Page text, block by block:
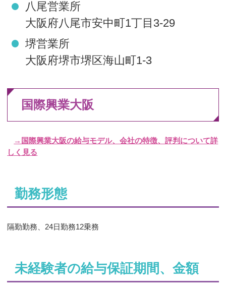
八尾営業所
大阪府八尾市安中町1丁目3-29
堺営業所
大阪府堺市堺区海山町1-3
国際興業大阪
→国際興業大阪の給与モデル、会社の特徴、評判について詳
しく見る
勤務形態
隔勤勤務、24日勤務12乗務
未経験者の給与保証期間、金額